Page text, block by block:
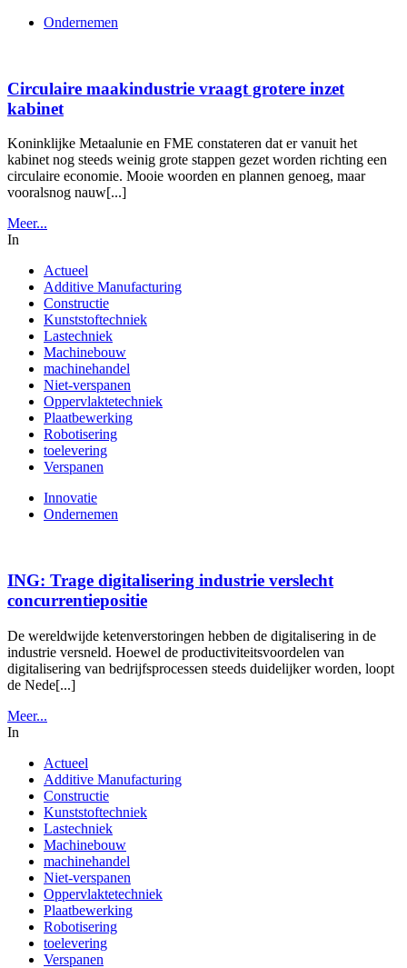
Ondernemen
Circulaire maakindustrie vraagt grotere inzet
kabinet
Koninklijke Metaalunie en FME constateren dat er vanuit het
kabinet nog steeds weinig grote stappen gezet worden richting een
circulaire economie. Mooie woorden en plannen genoeg, maar
vooralsnog nauw[...]
Meer...
In
Actueel
Additive Manufacturing
Constructie
Kunststoftechniek
Lastechniek
Machinebouw
machinehandel
Niet-verspanen
Oppervlaktetechniek
Plaatbewerking
Robotisering
toelevering
Verspanen
Innovatie
Ondernemen
ING: Trage digitalisering industrie verslecht
concurrentiepositie
De wereldwijde ketenverstoringen hebben de digitalisering in de
industrie versneld. Hoewel de productiviteitsvoordelen van
digitalisering van bedrijfsprocessen steeds duidelijker worden, loopt
de Nede[...]
Meer...
In
Actueel
Additive Manufacturing
Constructie
Kunststoftechniek
Lastechniek
Machinebouw
machinehandel
Niet-verspanen
Oppervlaktetechniek
Plaatbewerking
Robotisering
toelevering
Verspanen